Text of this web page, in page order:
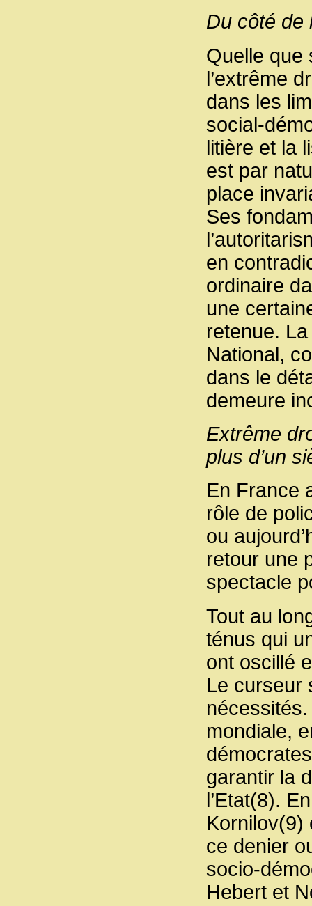
Du côté de
Quelle que
l’extrême
dans les
social-
litière et la
est par
place
Ses
en
ordinaire
une
retenue.
National,
dans le
demeure
Extrême
plus d’un
En France
rôle de
ou
retour une
spectacle
Tout au
ténus qui
ont oscillé
Le curseur
mondiale,
garantir la
l’Etat(8).
Kornilov(9)
ce denier
socio-
Hebert et